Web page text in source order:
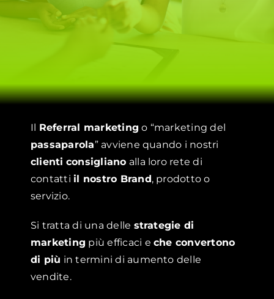
Il Referral marketing o “marketing del
passaparola” avviene quando i nostri
clienti consigliano alla loro rete di
contattiil nostro Brand, prodotto o
servizio.
Si tratta di una delle strategie di
marketing più efficaci e che convertono
di più in termini di aumento delle
vendite.